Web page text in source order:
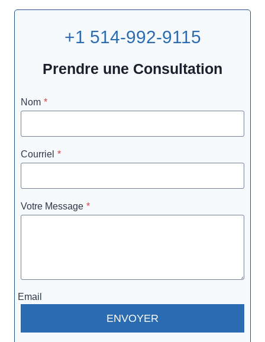
+1 514-992-9115
Prendre une Consultation
Nom *
Courriel *
Votre Message *
Email
ENVOYER